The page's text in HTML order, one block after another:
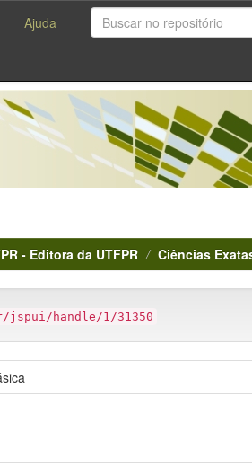
Ajuda
- Editora da UTFPR Ciências
handle/1/31350